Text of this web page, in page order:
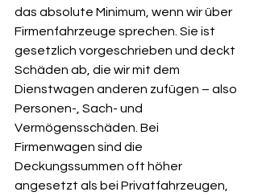
das absolute Minimum, wenn wir über
Firmenfahrzeuge sprechen. Sie ist
gesetzlich vorgeschrieben und deckt
Schäden ab, die wir mit dem
Dienstwagen anderen zufügen – also
Personen-, Sach- und
Vermögensschäden. Bei
Firmenwagen sind die
Deckungssummen oft höher
angesetzt als bei Privatfahrzeugen,